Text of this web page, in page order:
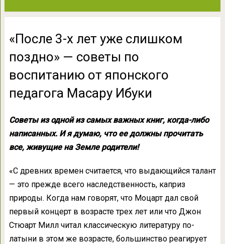
«После 3-x лет уже слишком
поздно» — советы по
воспитанию от японского
педагога Масару Ибуки
Советы из одной из самых важных книг, когда-либо
написанных. И я думаю, что ее должны прочитать
все, живущие на Земле родители!
«С древних времен считается, что выдающийся талант
— это прежде всего наследственность, каприз
природы. Когда нам говорят, что Моцарт дал свой
первый концерт в возрасте трех лет или что Джон
Стюарт Милл читал классическую литературу по-
латыни в этом же возрасте, большинство реагирует